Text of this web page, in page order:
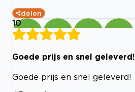
delen
10
Goede prijs en snel geleverd!
Goede prijs en snel geleverd!